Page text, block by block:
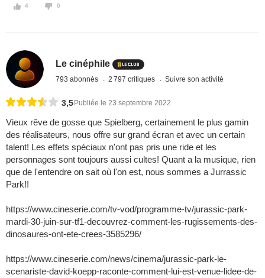
4 0
Le cinéphile
793 abonnés 2 797 critiques Suivre son activité
3,5 Publiée le 23 septembre 2022
Vieux rêve de gosse que Spielberg, certainement le plus gamin
des réalisateurs, nous offre sur grand écran et avec un certain
talent! Les effets spéciaux n'ont pas pris une ride et les
personnages sont toujours aussi cultes! Quant a la musique, rien
que de l'entendre on sait où l'on est, nous sommes a Jurrassic
Park!!
https://www.cineserie.com/tv-vod/programme-tv/jurassic-park-
mardi-30-juin-sur-tf1-decouvrez-comment-les-rugissements-des-
dinosaures-ont-ete-crees-3585296/
https://www.cineserie.com/news/cinema/jurassic-park-le-
scenariste-david-koepp-raconte-comment-lui-est-venue-lidee-de-